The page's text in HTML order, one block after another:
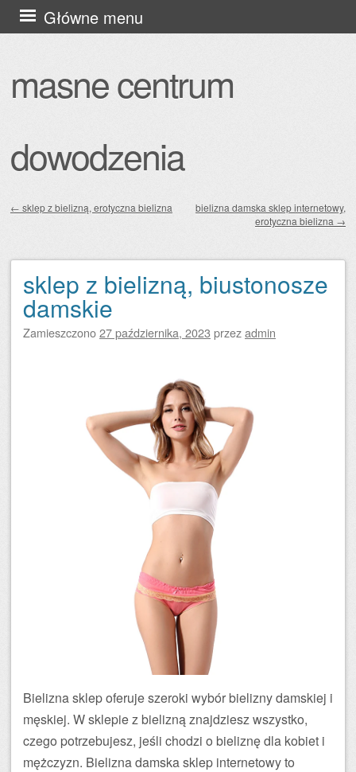
masne centrum
dowodzenia
Główne menu
Przejdź
do
← sklep z bielizną, erotyczna bielizna
bielizna damska sklep internetowy,
erotyczna bielizna →
sklep z bielizną, biustonosze
damskie
Zamieszczono27 października, 2023 przezadmin
Bielizna sklep oferuje szeroki wybór bielizny damskiej i
męskiej. W sklepie z bielizną znajdziesz wszystko,
czego potrzebujesz, jeśli chodzi o bieliznę dla kobiet i
mężczyzn. Bielizna damska sklep internetowy to